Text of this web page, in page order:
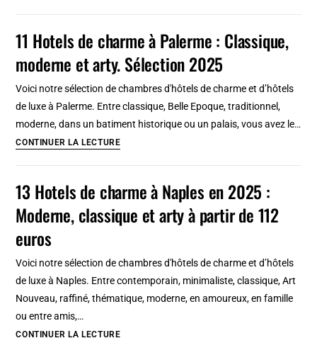
ballet
à
11 Hotels de charme à Palerme : Classique,
moderne et arty. Sélection 2025
Voici notre sélection de chambres d'hôtels de charme et d’hôtels
de luxe à Palerme. Entre classique, Belle Epoque, traditionnel,
moderne, dans un batiment historique ou un palais, vous avez le…
CONTINUER LA LECTURE11
charme
à
Palerme
Classique,
moderne
et
Sélection
13 Hotels de charme à Naples en 2025 :
Moderne, classique et arty à partir de 112
euros
Voici notre sélection de chambres d'hôtels de charme et d’hôtels
de luxe à Naples. Entre contemporain, minimaliste, classique, Art
Nouveau, raffiné, thématique, moderne, en amoureux, en famille
ou entre amis,…
CONTINUER LA LECTURE13